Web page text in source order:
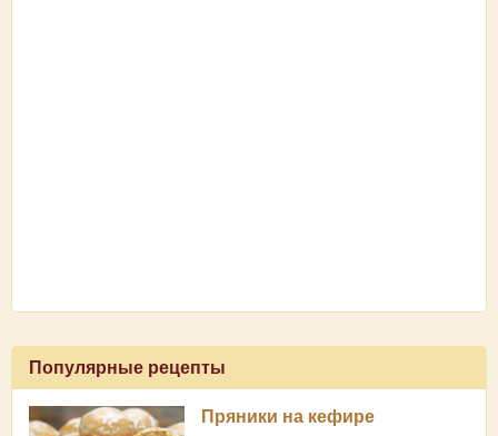
Популярные рецепты
Пряники на кефире